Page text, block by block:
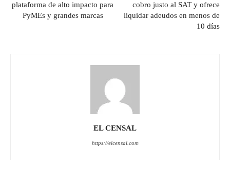
plataforma de alto impacto para
PyMEs y grandes marcas
cobro justo al SAT y ofrece
liquidar adeudos en menos de
10 días
EL CENSAL
https://elcensal.com